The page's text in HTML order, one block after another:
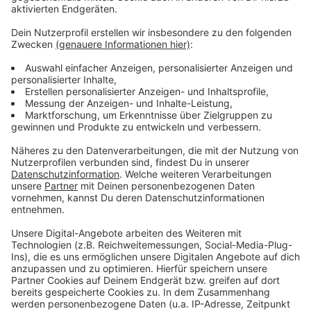
Das zufälligste Wissen der Welt mit Hendrik
Anzeige
Das gesamte Wissen ist immer dabei: Dank
quasi das sämtliches Wissen der Menschheit ständig
in der Hosentasche. Immerhin gibt es fast 3 Millionen
deutsche Wikipedia-Artikel. Und unser Moderator
Hendrik Frost dachte sich: 'Es wird Zeit, dass sich das
Anzeige